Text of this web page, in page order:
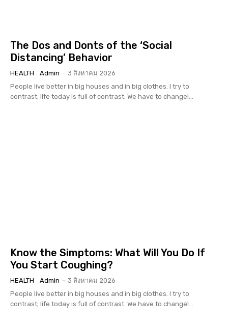
The Dos and Donts of the ‘Social
Distancing’ Behavior
HEALTH Admin - 3 สิงหาคม 2026
People live better in big houses and in big clothes. I try to
contrast; life today is full of contrast. We have to change!...
Know the Simptoms: What Will You Do If
You Start Coughing?
HEALTH Admin - 3 สิงหาคม 2026
People live better in big houses and in big clothes. I try to
contrast; life today is full of contrast. We have to change!...